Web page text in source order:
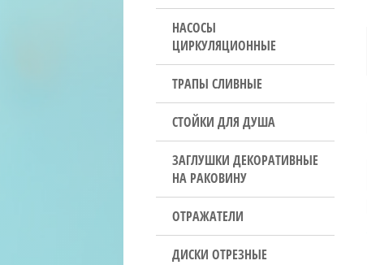
НАСОСЫ
ЦИРКУЛЯЦИОННЫЕ
ТРАПЫ СЛИВНЫЕ
СТОЙКИ ДЛЯ ДУША
ЗАГЛУШКИ ДЕКОРАТИВНЫЕ
НА РАКОВИНУ
ОТРАЖАТЕЛИ
ДИСКИ ОТРЕЗНЫЕ